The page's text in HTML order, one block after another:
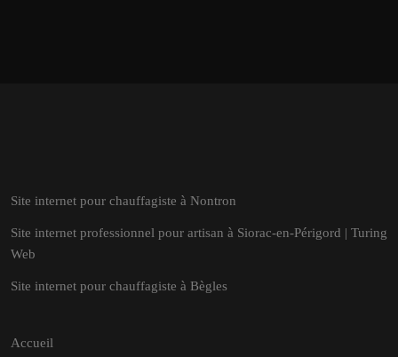
Site internet pour chauffagiste à Nontron
Site internet professionnel pour artisan à Siorac-en-Périgord | Turing
Web
Site internet pour chauffagiste à Bègles
Accueil